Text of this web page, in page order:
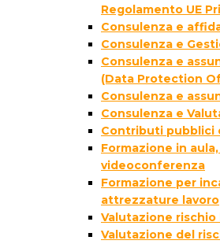
Regolamento UE
Consulenza e
Consulenza e
Consulenza e
(Data Protection
Consulenza e
Consulenza e
Contributi pubblici
Formazione in
videoconferenza
Formazione per
attrezzature lavoro
Valutazione
Valutazione del